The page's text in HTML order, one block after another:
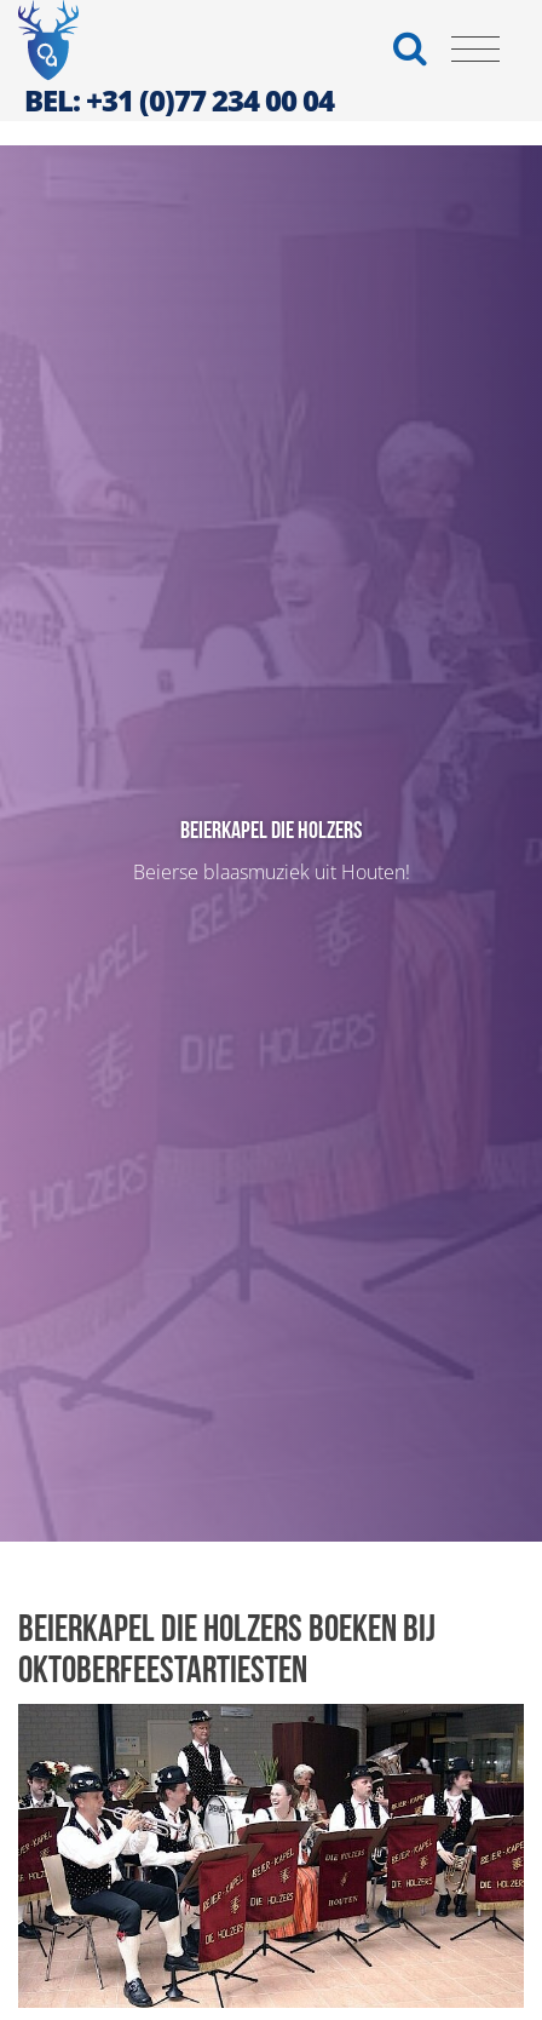
BEL: +31 (0)77 234 00 04
Beierkapel Die Holzers
Beierse blaasmuziek uit Houten!
Beierkapel Die Holzers boeken bij
Oktoberfeestartiesten